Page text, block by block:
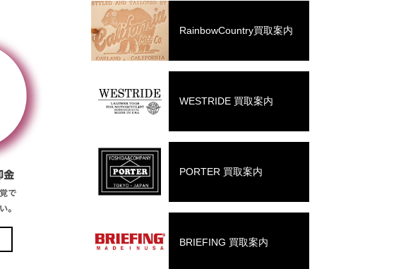
RainbowCountry買取案内
WESTRIDE 買取案内
PORTER 買取案内
BRIEFING 買取案内